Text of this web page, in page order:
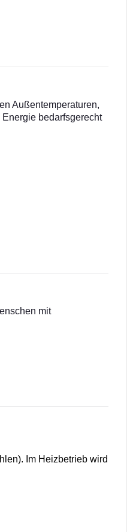
Außentemperaturen,
bedarfsgerecht
mit
Im Heizbetrieb wird